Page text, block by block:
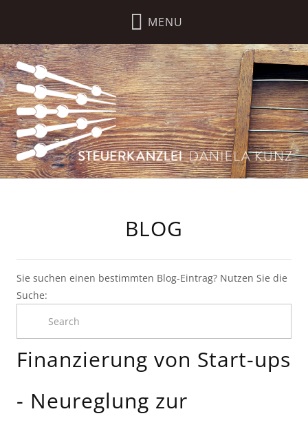
BLOG
Sie suchen einen bestimmten Blog-Eintrag? Nutzen Sie die
Suche:
Finanzierung von Start-ups
- Neureglung zur